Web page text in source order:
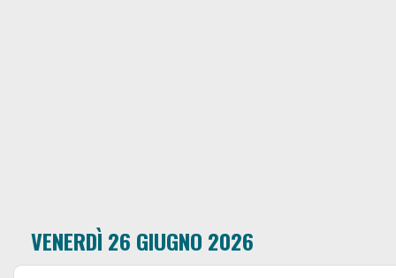
VENERDÌ 26 GIUGNO 2026